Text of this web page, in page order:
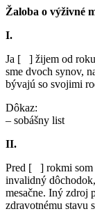
Žaloba o výživné
I.
Ja [ ] žijem od
sme dvoch synov,
bývajú so svojimi
Dôkaz:
– sobášny list
II.
Pred [ ] rokmi som
invalidný
mesačne. Iný zdroj
zdravotnému stavu